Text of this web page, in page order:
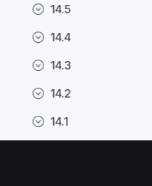
14.5
14.4
14.3
14.2
14.1